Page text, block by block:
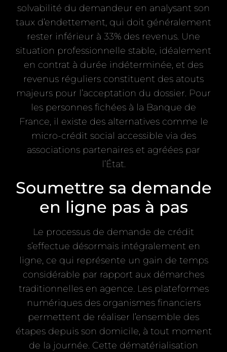
solvabilité du demandeur en analysant son
taux d’endettement, qui doit généralement
rester inférieur à 33% des revenus. Une
situation professionnelle stable, idéalement
en contrat à durée indéterminée, et des
revenus réguliers constituent des atouts
majeurs pour l’acceptation du dossier. Pour
les personnes fichées à la Banque de
France, il existe des alternatives comme le
micro-crédit social accessible via des
associations partenaires et agréées par
l’État.
Soumettre sa demande
en ligne pas à pas
Le processus de demande de crédit
s’effectue désormais intégralement en
ligne, ce qui représente un gain de temps
considérable par rapport aux démarches
traditionnelles en agence. Les plateformes
numériques des organismes financiers
permettent de réaliser l’ensemble des
étapes depuis son domicile, à tout moment
de la journée. Cette dématérialisation